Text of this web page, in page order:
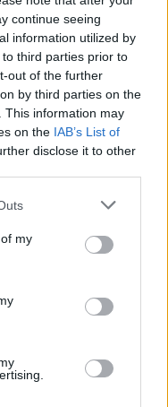
continue seeing
information utilized by
third parties prior to
out of the further
by third parties on the
This information may
on the IAB’s List of
disclose it to other
one or more Google
You may click to
third-party tags to
in below Google
my
szolgál”
Magyarország
Mód Aladár 400 év
című műve
közül többet
azonnal feltűnik,
kiadások
as első kiadástól.